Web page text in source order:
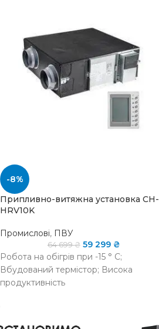
-8%
Припливно-витяжна установка CH-
HRV10K
Промислові, ПВУ
64 699₴ 59 299 ₴
Робота на обігрів при -15 ° C;
Вбудований термістор; Висока
продуктивність
СКЛАДІ